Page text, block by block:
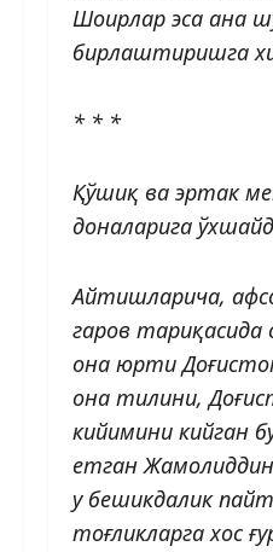
Шоирлар эса ана
бирлаштиришга
* * *
Қўшиқ ва эртак
доналарига
Айтишларича,
гаров
она юрти
она тилини,
кийимини кийган
етган
у бешикдалик
тоғликларга хос